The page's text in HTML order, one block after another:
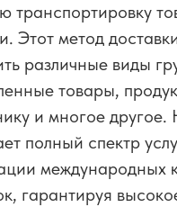
транспортировку
Этот метод
различные виды
товары,
и многое
полный спектр
международных
гарантируя